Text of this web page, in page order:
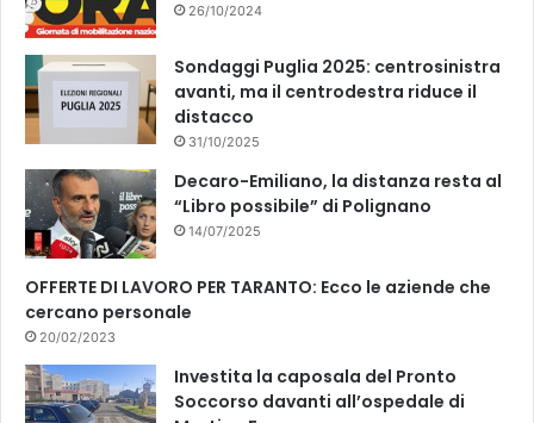
26/10/2024
Sondaggi Puglia 2025: centrosinistra
avanti, ma il centrodestra riduce il
distacco
31/10/2025
Decaro-Emiliano, la distanza resta al
“Libro possibile” di Polignano
14/07/2025
OFFERTE DI LAVORO PER TARANTO: Ecco le aziende che
cercano personale
20/02/2023
Investita la caposala del Pronto
Soccorso davanti all’ospedale di